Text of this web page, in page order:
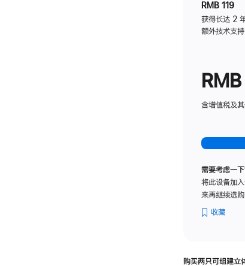
RMB 119
获得长达 2
额外技术支持
含增值税及
需要考虑一下
将此设备加
来再继续选购
收藏
购买两只可组建立